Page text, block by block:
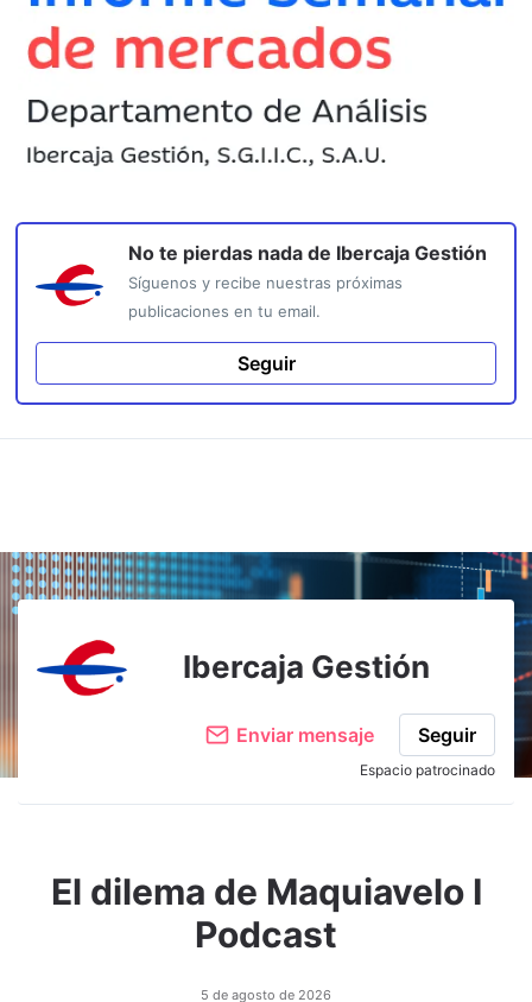
No te pierdas nada de Ibercaja Gestión
Síguenos y recibe nuestras próximas
publicaciones en tu email.
Seguir
Ibercaja Gestión
Enviar mensaje Seguir
Espacio patrocinado
El dilema de Maquiavelo I
Podcast
5 de agosto de 2026